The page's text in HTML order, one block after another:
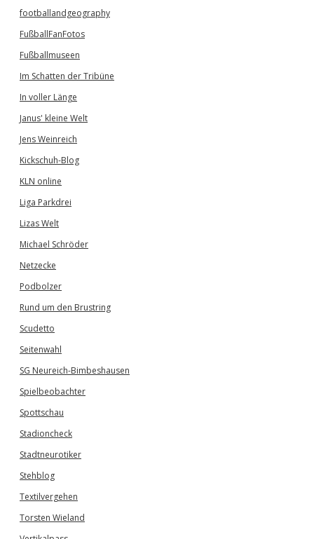
footballandgeography
FußballFanFotos
Fußballmuseen
Im Schatten der Tribüne
In voller Länge
Janus' kleine Welt
Jens Weinreich
Kickschuh-Blog
KLN online
Liga Parkdrei
Lizas Welt
Michael Schröder
Netzecke
Podbolzer
Rund um den Brustring
Scudetto
Seitenwahl
SG Neureich-Bimbeshausen
Spielbeobachter
Spottschau
Stadioncheck
Stadtneurotiker
Stehblog
Textilvergehen
Torsten Wieland